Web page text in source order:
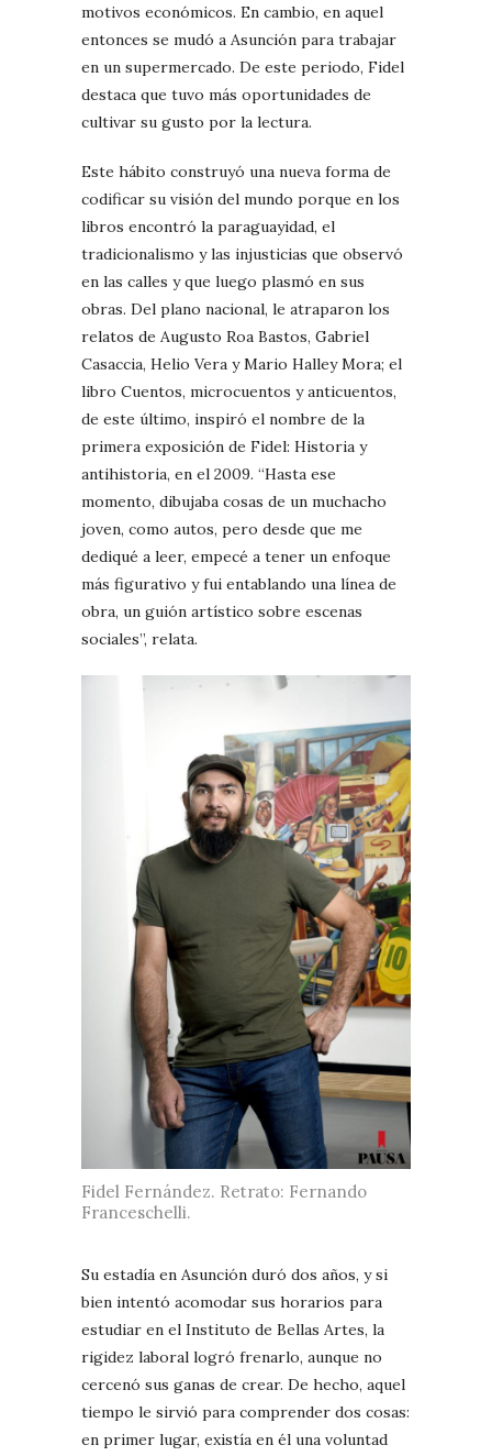
motivos económicos. En cambio, en aquel
entonces se mudó a Asunción para trabajar
en un supermercado. De este periodo, Fidel
destaca que tuvo más oportunidades de
cultivar su gusto por la lectura.
Este hábito construyó una nueva forma de
codificar su visión del mundo porque en los
libros encontró la paraguayidad, el
tradicionalismo y las injusticias que observó
en las calles y que luego plasmó en sus
obras. Del plano nacional, le atraparon los
relatos de Augusto Roa Bastos, Gabriel
Casaccia, Helio Vera y Mario Halley Mora; el
libro Cuentos, microcuentos y anticuentos,
de este último, inspiró el nombre de la
primera exposición de Fidel: Historia y
antihistoria, en el 2009. “Hasta ese
momento, dibujaba cosas de un muchacho
joven, como autos, pero desde que me
dediqué a leer, empecé a tener un enfoque
más figurativo y fui entablando una línea de
obra, un guión artístico sobre escenas
sociales”, relata.
Fidel Fernández. Retrato: Fernando
Franceschelli.
Su estadía en Asunción duró dos años, y si
bien intentó acomodar sus horarios para
estudiar en el Instituto de Bellas Artes, la
rigidez laboral logró frenarlo, aunque no
cercenó sus ganas de crear. De hecho, aquel
tiempo le sirvió para comprender dos cosas:
en primer lugar, existía en él una voluntad